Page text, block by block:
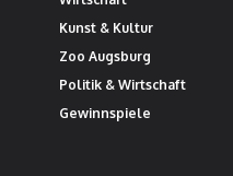
Kunst & Kultur
Zoo Augsburg
Politik & Wirtschaft
Gewinnspiele